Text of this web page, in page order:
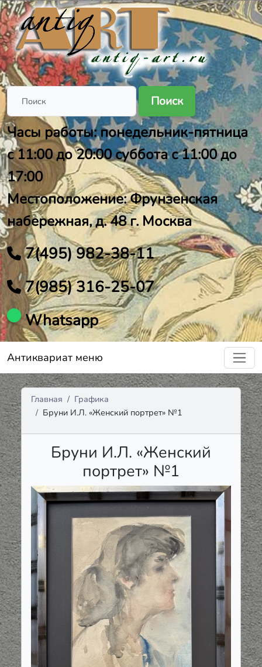
Поиск
Часы работы: понедельник-пятница
с 11:00 до 20:00 суббота с 11:00 до
17:00
Местоположение: Фрунзенская
набережная, д. 48 г. Москва
7(495) 982-38-11
7(985) 316-25-07
Whatsapp
Антиквариат меню
Главная
Графика
Бруни И.Л. «Женский портрет» №1
Бруни И.Л. «Женский
портрет» №1